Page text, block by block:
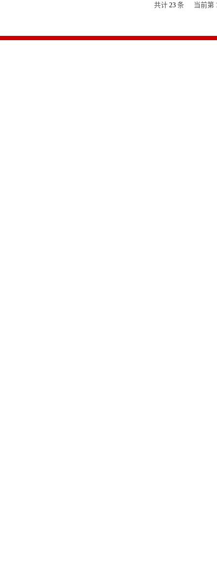
共计 23 条 当前第